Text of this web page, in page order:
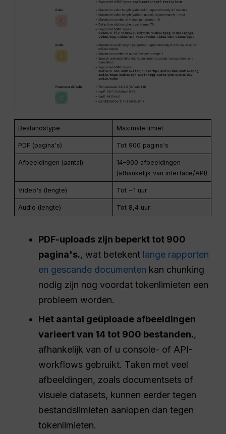
Bestandstype Maximale limiet
PDF (pagina's) Tot 900 pagina's
Afbeeldingen (aantal)
14–900 afbeeldingen
(afhankelijk van interface/API)
Video's (lengte) Tot ~1 uur
Audio (lengte) Tot 8,4 uur
PDF-uploads zijn beperkt tot 900
pagina's., wat betekent lange rapporten
en gescande documenten kan chunking
nodig zijn nog voordat tokenlimieten een
probleem worden.
Het aantal geüploade afbeeldingen
varieert van 14 tot 900 bestanden.,
afhankelijk van of u console- of API-
workflows gebruikt. Taken met veel
afbeeldingen, zoals documentsets of
visuele datasets, kunnen eerder tegen
bestandslimieten aanlopen dan tegen
tokenlimieten.